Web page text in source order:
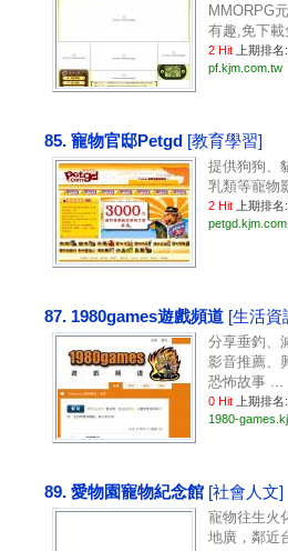
MMORPG
有趣,免下
2 Hit 上期排
pf.kjm.com.tw
85. 寵物官邸Petgd [教育學習]
提供狗狗、
乳類等寵物
2 Hit 上期排
87. 1980games遊戲頻道 [生活資
分享垂釣、
影音推薦、
恐怖故事 ...
0 Hit 上期排
1980-
89. 愛物園寵物紀念館 [社會人文]
寵物往生火
地廣，鄰近